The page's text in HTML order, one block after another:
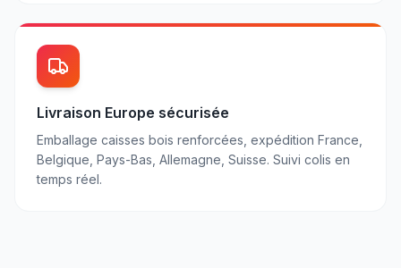
Livraison Europe sécurisée
Emballage caisses bois renforcées, expédition France,
Belgique, Pays-Bas, Allemagne, Suisse. Suivi colis en
temps réel.